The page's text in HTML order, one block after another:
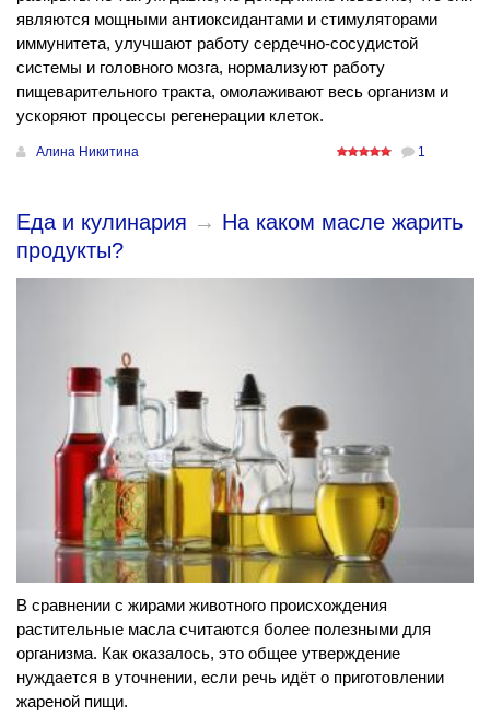
являются мощными антиоксидантами и стимуляторами
иммунитета, улучшают работу сердечно-сосудистой
системы и головного мозга, нормализуют работу
пищеварительного тракта, омолаживают весь организм и
ускоряют процессы регенерации клеток.
Алина Никитина 1
Еда и кулинария → На каком масле жарить
продукты?
В сравнении с жирами животного происхождения
растительные масла считаются более полезными для
организма. Как оказалось, это общее утверждение
нуждается в уточнении, если речь идёт о приготовлении
жареной пищи.